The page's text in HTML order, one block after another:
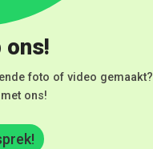
ons!
foto of video gemaakt?
ons!